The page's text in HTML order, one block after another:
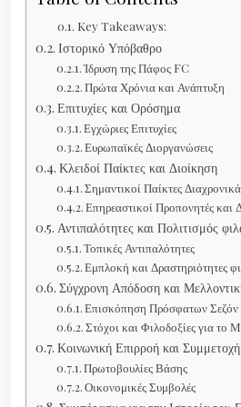
Key Takeaways:
Ιστορικό Υπόβαθρο
Ίδρυση της Πάφος FC
Πρώτα Χρόνια και Ανάπτυξη
Επιτυχίες και Ορόσημα
Εγχώριες Επιτυχίες
Ευρωπαϊκές Διοργανώσεις
Κλειδοί Παίκτες και Διοίκηση
Σημαντικοί Παίκτες Διαχρονικά
Επηρεαστικοί Προπονητές και
Αντιπαλότητες και Πολιτισμός
Τοπικές Αντιπαλότητες
Εμπλοκή και Δραστηριότητες
Σύγχρονη Απόδοση και
Επισκόπηση Πρόσφατων Σεζόν
Στόχοι και Φιλοδοξίες για το
Κοινωνική Επιρροή και Συμμετοχή
Πρωτοβουλίες Βάσης
Οικονομικές Συμβολές